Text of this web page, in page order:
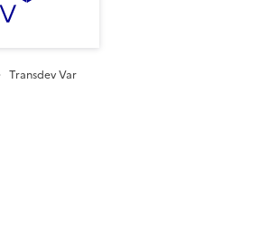
Transdev Var